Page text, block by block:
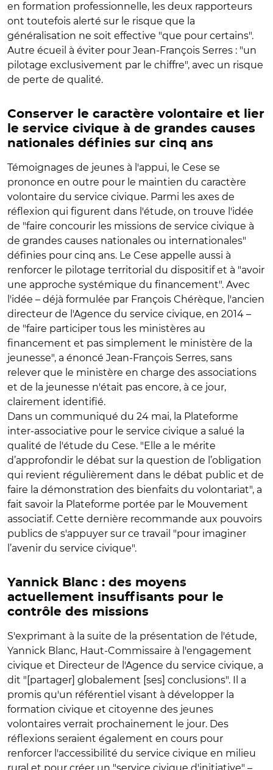
en formation professionnelle, les deux rapporteurs
ont toutefois alerté sur le risque que la
généralisation ne soit effective "que pour certains".
Autre écueil à éviter pour Jean-François Serres : "un
pilotage exclusivement par le chiffre", avec un risque
de perte de qualité.
Conserver le caractère volontaire et lier
le service civique à de grandes causes
nationales définies sur cinq ans
Témoignages de jeunes à l'appui, le Cese se
prononce en outre pour le maintien du caractère
volontaire du service civique. Parmi les axes de
réflexion qui figurent dans l'étude, on trouve l'idée
de "faire concourir les missions de service civique à
de grandes causes nationales ou internationales"
définies pour cinq ans. Le Cese appelle aussi à
renforcer le pilotage territorial du dispositif et à "avoir
une approche systémique du financement". Avec
l'idée – déjà formulée par François Chérèque, l'ancien
directeur de l'Agence du service civique, en 2014 –
de "faire participer tous les ministères au
financement et pas simplement le ministère de la
jeunesse", a énoncé Jean-François Serres, sans
relever que le ministère en charge des associations
et de la jeunesse n'était pas encore, à ce jour,
clairement identifié.
Dans un communiqué du 24 mai, la Plateforme
inter-associative pour le service civique a salué la
qualité de l'étude du Cese. "Elle a le mérite
d’approfondir le débat sur la question de l’obligation
qui revient régulièrement dans le débat public et de
faire la démonstration des bienfaits du volontariat", a
fait savoir la Plateforme portée par le Mouvement
associatif. Cette dernière recommande aux pouvoirs
publics de s'appuyer sur ce travail "pour imaginer
l’avenir du service civique".
Yannick Blanc : des moyens
actuellement insuffisants pour le
contrôle des missions
S'exprimant à la suite de la présentation de l'étude,
Yannick Blanc, Haut-Commissaire à l'engagement
civique et Directeur de l'Agence du service civique, a
dit "[partager] globalement [ses] conclusions". Il a
promis qu'un référentiel visant à développer la
formation civique et citoyenne des jeunes
volontaires verrait prochainement le jour. Des
réflexions seraient également en cours pour
renforcer l'accessibilité du service civique en milieu